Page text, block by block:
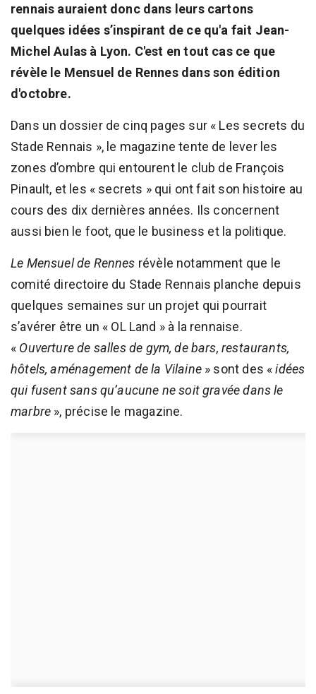
rennais auraient donc dans leurs cartons
quelques idées s’inspirant de ce qu'a fait Jean-
Michel Aulas à Lyon. C'est en tout cas ce que
révèle le Mensuel de Rennes dans son édition
d'octobre.
Dans un dossier de cinq pages sur « Les secrets du
Stade Rennais », le magazine tente de lever les
zones d’ombre qui entourent le club de François
Pinault, et les « secrets » qui ont fait son histoire au
cours des dix dernières années. Ils concernent
aussi bien le foot, que le business et la politique.
Le Mensuel de Rennes révèle notamment que le
comité directoire du Stade Rennais planche depuis
quelques semaines sur un projet qui pourrait
s’avérer être un « OL Land » à la rennaise.
« Ouverture de salles de gym, de bars, restaurants,
hôtels, aménagement de la Vilaine» sont des «idées
qui fusent sans qu’aucune ne soit gravée dans le
marbre », précise le magazine.